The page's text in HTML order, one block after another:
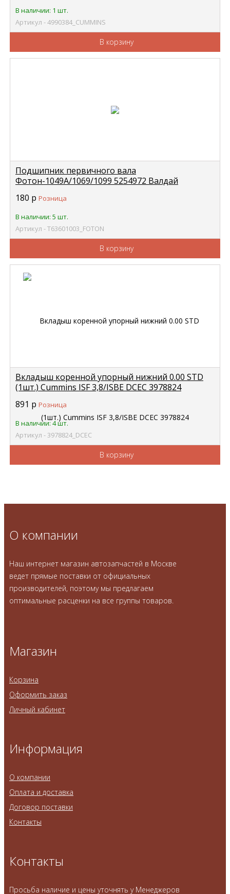
В наличии: 1 шт.
Артикул - 4990384_CUMMINS
В корзину
Подшипник первичного вала
Фотон-1049А/1069/1099 5254972 Валдай
Т63601003
180 р Розница
В наличии: 5 шт.
Артикул - Т63601003_FOTON
В корзину
Вкладыш коренной упорный нижний 0.00 STD
(1шт.) Cummins ISF 3,8/ISBE DCEC 3978824
891 р Розница
В наличии: 4 шт.
Артикул - 3978824_DCEC
В корзину
О компании
Наш интернет магазин автозапчастей в Москве
ведет прямые поставки от официальных
производителей, поэтому мы предлагаем
оптимальные расценки на все группы товаров.
Магазин
Корзина
Оформить заказ
Личный кабинет
Информация
О компании
Оплата и доставка
Договор поставки
Контакты
Контакты
Просьба наличие и цены уточнять у Менеджеров